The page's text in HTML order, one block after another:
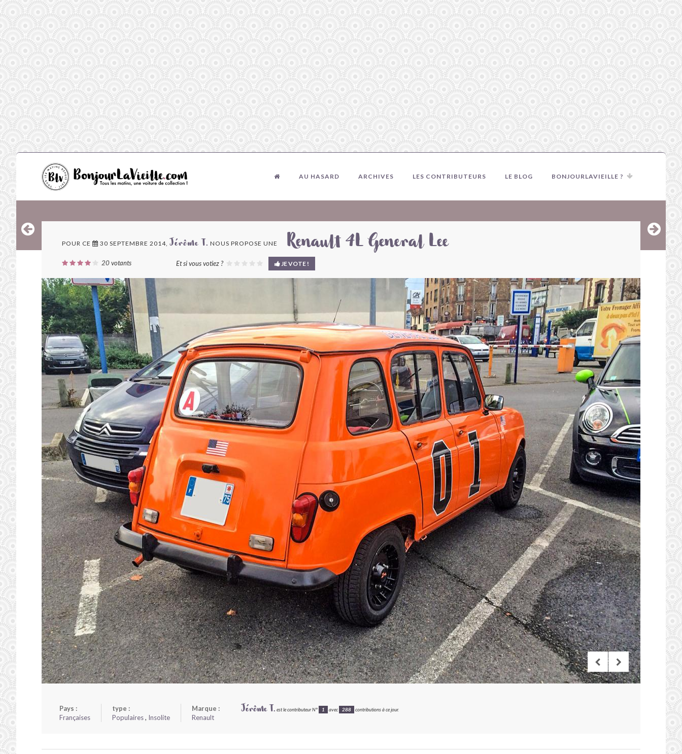
AU HASARD ARCHIVES LES CONTRIBUTEURS LE BLOG BONJOURLAVIEILLE ?
POUR CE 30 SEPTEMBRE 2014, Jérôme T. NOUS PROPOSE UNE Renault 4L General Lee
20votants Et si vous votiez ? JE VOTE !
Pays :
Françaises
type :
Populaires, Insolite
Marque :
Renault
Jérôme T. est le contributeur N° 1 avec 288 contributions à ce jour.